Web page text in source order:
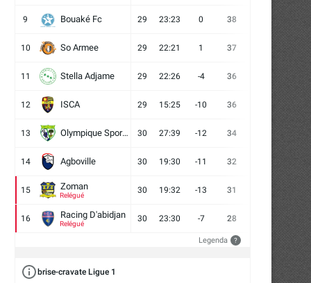
La conférence de lancement de
9 Bouaké Fc 29 23:23 0 38
10 So Armee 29 22:21 1 37 10
11 Stella Adjame 29 22:26 -4 36
12 ISCA 29 15:25 -10 36 13
13 Olympique Sport d'Abobo FC 30 27:39 -12 34 14
14 Agboville 30 19:30 -11 32
15 Zoman
Relégué
30 19:32 -13 31 10 13
16 Racing D'abidjan
Relégué
30 23:30 -7 28
Legenda ?
brise-cravate Ligue 1